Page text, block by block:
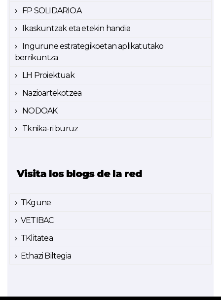
FP SOLIDARIOA
Ikaskuntzak eta etekin handia
Ingurune estrategikoetan aplikatutako
berrikuntza
LH Proiektuak
Nazioartekotzea
NODOAK
Tknika-ri buruz
Visita los blogs de la red
TKgune
VETIBAC
TKlitatea
Ethazi Biltegia